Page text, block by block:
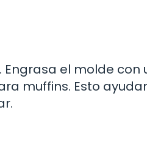
el molde con
muffins. Esto